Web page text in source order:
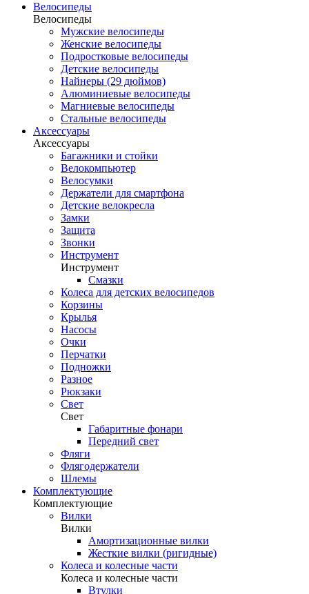
Велосипеды
Велосипеды
Мужские велосипеды
Женские велосипеды
Подростковые велосипеды
Детские велосипеды
Найнеры (29 дюймов)
Алюминиевые велосипеды
Магниевые велосипеды
Стальные велосипеды
Аксессуары
Аксессуары
Багажники и стойки
Велокомпьютер
Велосумки
Держатели для смартфона
Детские велокресла
Замки
Защита
Звонки
Инструмент
Инструмент
Смазки
Колеса для детских велосипедов
Корзины
Крылья
Насосы
Очки
Перчатки
Подножки
Разное
Рюкзаки
Свет
Свет
Габаритные фонари
Передний свет
Фляги
Флягодержатели
Шлемы
Комплектующие
Комплектующие
Вилки
Вилки
Амортизационные вилки
Жесткие вилки (ригидные)
Колеса и колесные части
Колеса и колесные части
Втулки